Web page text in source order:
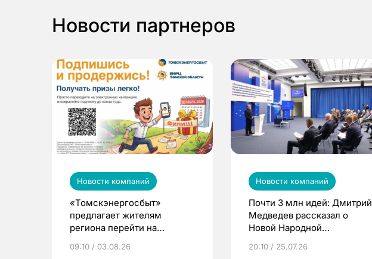
Новости партнеров
Новости компаний
«Томскэнергосбыт»
предлагает жителям
региона перейти на
выиграть призы
09:10 / 03.08.26
Новости компаний
Почти 3 млн идей: Дмитрий
Медведев рассказал о
Новой Народной
20:10 / 25.07.26